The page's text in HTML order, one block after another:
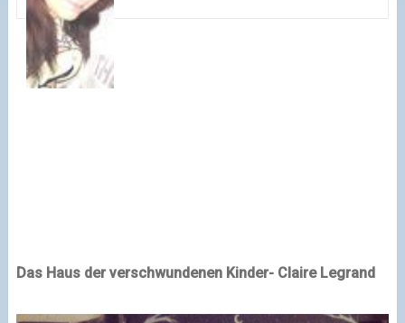
Das Haus der verschwundenen Kinder- Claire Legrand